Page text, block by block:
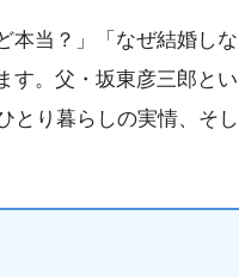
本当？」「なぜ結婚しな
す。父・坂東彦三郎とい
とり暮らしの実情、そし